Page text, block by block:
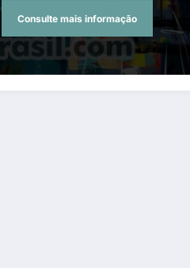
Consulte mais informação